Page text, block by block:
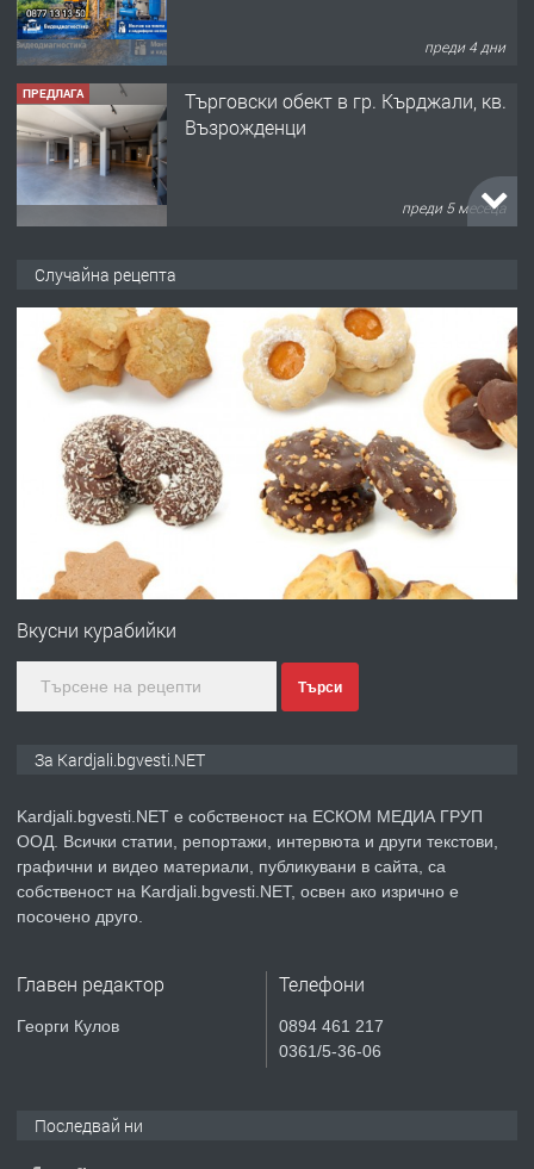
преди 4 дни
ПРЕДЛАГА
Tърговски обект в гр. Кърджали, кв.
Възрожденци
преди 5 месеца
преди 6 месеца
Заведение /ресторант, бистро/ в с.
Чакаларово, община Кирково
преди 7 месеца
ПРЕДЛАГА
Гараж под наем в супер център
на язовир Студен кладенец 331м2 |
преди 1 година
ПРЕДЛАГА
Курс
Случайна рецепта
Вкусни курабийки
Търси
За Kardjali.bgvesti.NET
Kardjali.bgvesti.NET е собственост на ЕСКОМ МЕДИА ГРУП
ООД. Всички статии, репортажи, интервюта и други текстови,
графични и видео материали, публикувани в сайта, са
собственост на Kardjali.bgvesti.NET, освен ако изрично е
посочено друго.
Главен редактор
Георги Кулов
Телефони
0894 461 217
0361/5-36-06
Последвай ни